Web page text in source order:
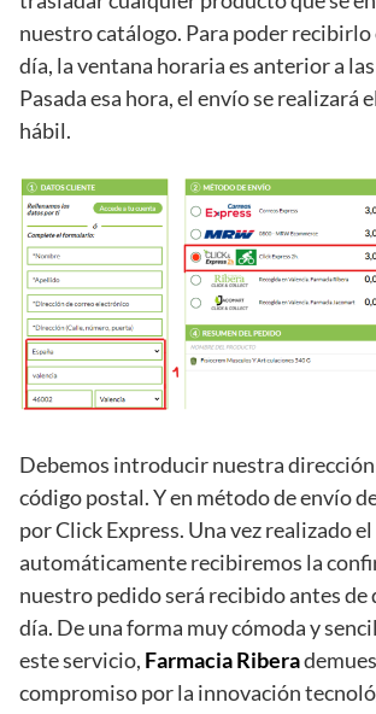
nuestro catálogo. Para poder recibirlo
día, la ventana horaria es anterior a
Pasada esa hora, el envío se realizará
hábil.
Debemos introducir nuestra
código postal. Y en método de envío
por Click Express. Una vez realizado el
automáticamente recibiremos la
nuestro pedido será recibido antes de
día. De una forma muy cómoda y
este servicio, Farmacia Ribera
compromiso por la innovación